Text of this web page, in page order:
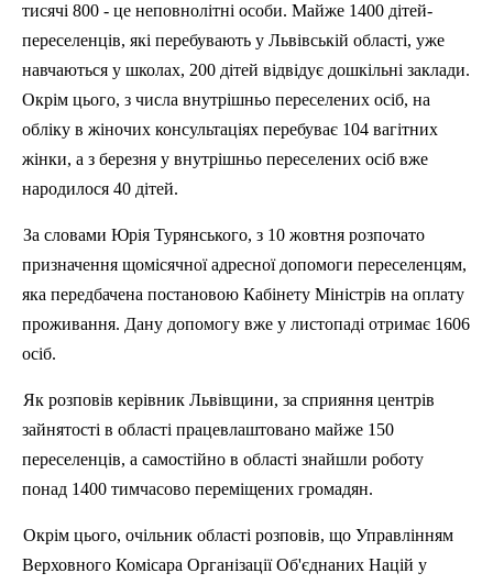
тисячі 800 - це неповнолітні особи. Майже 1400 дітей-
переселенців, які перебувають у Львівській області, уже
навчаються у школах, 200 дітей відвідує дошкільні заклади.
Окрім цього, з числа внутрішньо переселених осіб, на
обліку в жіночих консультаціях перебуває 104 вагітних
жінки, а з березня у внутрішньо переселених осіб вже
народилося 40 дітей.
За словами Юрія Турянського, з 10 жовтня розпочато
призначення щомісячної адресної допомоги переселенцям,
яка передбачена постановою Кабінету Міністрів на оплату
проживання. Дану допомогу вже у листопаді отримає 1606
осіб.
Як розповів керівник Львівщини, за сприяння центрів
зайнятості в області працевлаштовано майже 150
переселенців, а самостійно в області знайшли роботу
понад 1400 тимчасово переміщених громадян.
Окрім цього, очільник області розповів, що Управлінням
Верховного Комісара Організації Об'єднаних Націй у